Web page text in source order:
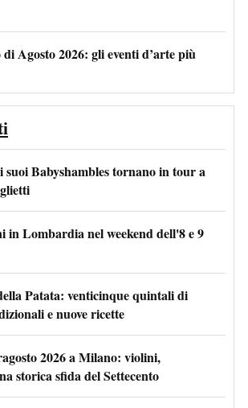
Agosto 2026: gli eventi d’arte più
suoi Babyshambles tornano in tour a
in Lombardia nel weekend dell'8 e 9
Patata: venticinque quintali di
e nuove ricette
2026 a Milano: violini,
storica sfida del Settecento